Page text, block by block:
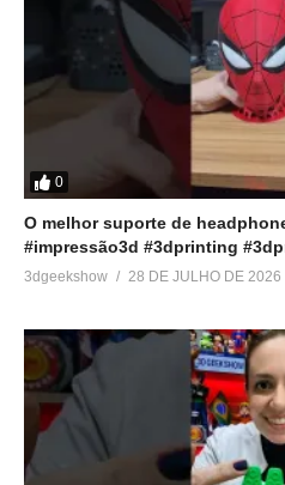
Transforme sua impressora
3D em uma fábrica de
luminárias!
22 de abril de 2023
Em "Idéias p/ ganhar
0
O melhor suporte de
#impressão3d #3dprinting
3dgeekshow 28 DE JULHO DE 2026